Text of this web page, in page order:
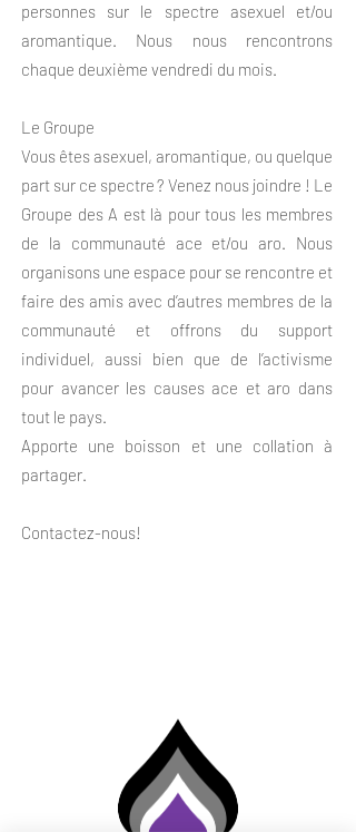
personnes sur le spectre asexuel et/ou
aromantique. Nous nous rencontrons
chaque deuxième vendredi du mois.
Le Groupe
Vous êtes asexuel, aromantique, ou quelque
part sur ce spectre ? Venez nous joindre ! Le
Groupe des A est là pour tous les membres
de la communauté ace et/ou aro. Nous
organisons une espace pour se rencontre et
faire des amis avec d’autres membres de la
communauté et offrons du support
individuel, aussi bien que de l’activisme
pour avancer les causes ace et aro dans
tout le pays.
Apporte une boisson et une collation à
partager.
Contactez-nous!